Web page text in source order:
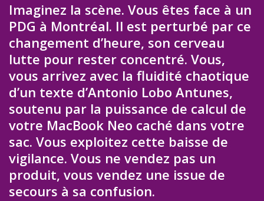
Imaginez la scène. Vous êtes face à un
PDG à Montréal. Il est perturbé par ce
changement d’heure, son cerveau
lutte pour rester concentré. Vous,
vous arrivez avec la fluidité chaotique
d’un texte d’Antonio Lobo Antunes,
soutenu par la puissance de calcul de
votre MacBook Neo caché dans votre
sac. Vous exploitez cette baisse de
vigilance. Vous ne vendez pas un
produit, vous vendez une issue de
secours à sa confusion.